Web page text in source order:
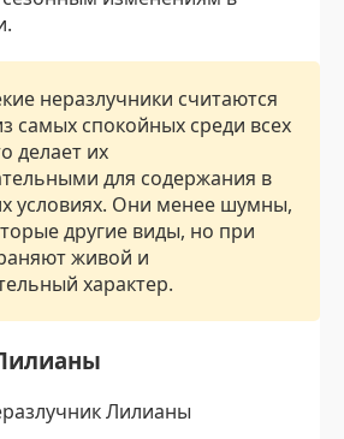
неразлучники считаются
самых спокойных среди всех
делает их
для содержания в
условиях. Они менее шумны,
другие виды, но при
живой и
характер.